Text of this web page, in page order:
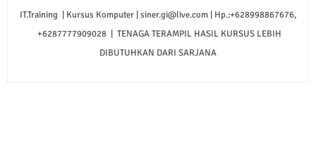
IT.Training | Kursus Komputer | siner.gi@live.com | Hp.:+628998867676,
+6287777909028 | TENAGA TERAMPIL HASIL KURSUS LEBIH
DIBUTUHKAN DARI SARJANA